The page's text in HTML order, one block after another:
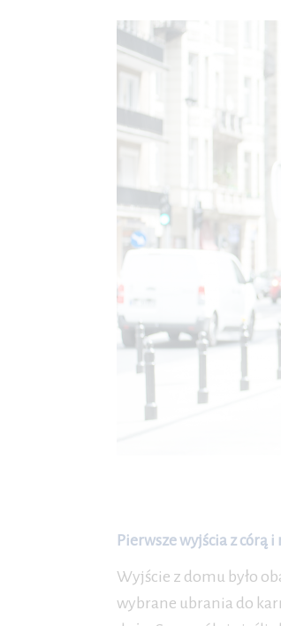
Pierwsze wyjścia z
Wyjście z domu było
wybrane ubrania do